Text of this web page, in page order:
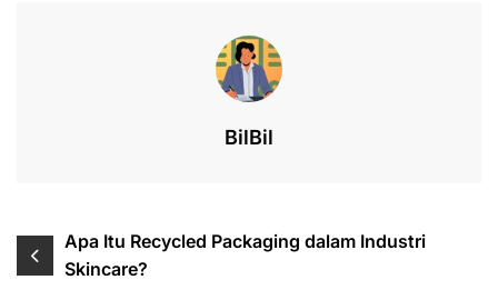
s
BilBil
Post
navigation
Apa Itu Recycled Packaging dalam Industri
Skincare?